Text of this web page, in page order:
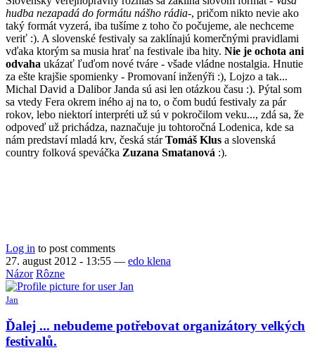
hudba nezapadá do formátu nášho rádia-, pričom nikto nevie ako
taký formát vyzerá, iba tušíme z toho čo počujeme, ale nechceme
veriť :). A slovenské festivaly sa zaklínajú komerčnými pravidlami
vďaka ktorým sa musia hrať na festivale iba hity. Nie je ochota ani
odvaha ukázať ľuďom nové tváre - všade vládne nostalgia. Hnutie
za ešte krajšie spomienky - Promovaní inženýři :), Lojzo a tak...
Michal David a Dalibor Janda sú asi len otázkou času :). Pýtal som
sa vtedy Fera okrem iného aj na to, o čom budú festivaly za pár
rokov, lebo niektorí interpréti už sú v pokročilom veku..., zdá sa, že
odpoveď už prichádza, naznačuje ju tohtoročná Lodenica, kde sa
nám predstaví mladá krv, česká stárTomáš Klus a slovenská
country folková speváčka Zuzana Smatanová :).
Log in to post comments
27. august 2012 - 13:55 — edo klena
Názor Rôzne
Jan
Ďalej ... nebudeme potřebovat organizátory velkých
festivalů.